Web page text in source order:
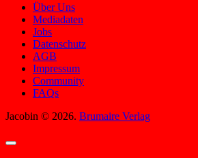
Über Uns
Mediadaten
Jobs
Datenschutz
AGB
Impressum
Community
FAQs
Jacobin © 2026. Brumaire Verlag